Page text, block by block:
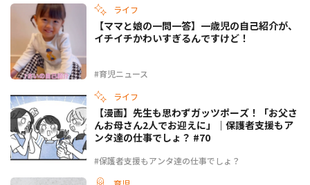
ライフ
#育児ニュース
【ママと娘の一問一答】一歳児の自己紹介が、
イチイチかわいすぎるんですけど！
ライフ
#保護者支援もアンタ達の仕事でしょ？
【漫画】先生も思わずガッツポーズ！「お父さ
んお母さん2人でお迎えに」｜保護者支援もア
ンタ達の仕事でしょ？ #70